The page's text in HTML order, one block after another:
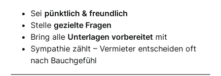
Sei pünktlich & freundlich
Stellegezielte Fragen
Bring alle Unterlagen vorbereitet mit
Sympathie zählt – Vermieter entscheiden oft
nach Bauchgefühl